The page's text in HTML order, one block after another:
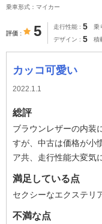
乗車形式：マイカー
評価 5 走行性能 5 乗
デザイン 5 積
カッコ可愛い
2022.1.1
総評
ブラウンレザーの内装
すが、中古は価格が小
ア共、走行性能大変気
満足している点
セクシーなエクステリ
不満な点